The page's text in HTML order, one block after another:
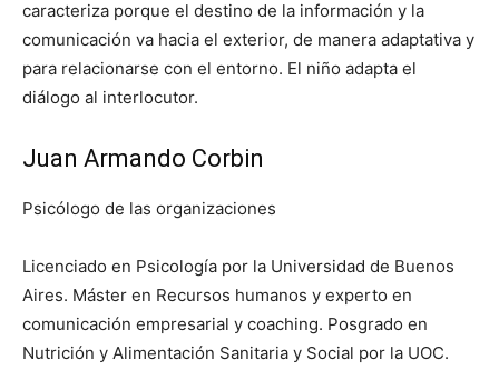
caracteriza porque el destino de la información y la
comunicación va hacia el exterior, de manera adaptativa y
para relacionarse con el entorno. El niño adapta el
diálogo al interlocutor.
Juan Armando Corbin
Psicólogo de las organizaciones
Licenciado en Psicología por la Universidad de Buenos
Aires. Máster en Recursos humanos y experto en
comunicación empresarial y coaching. Posgrado en
Nutrición y Alimentación Sanitaria y Social por la UOC.